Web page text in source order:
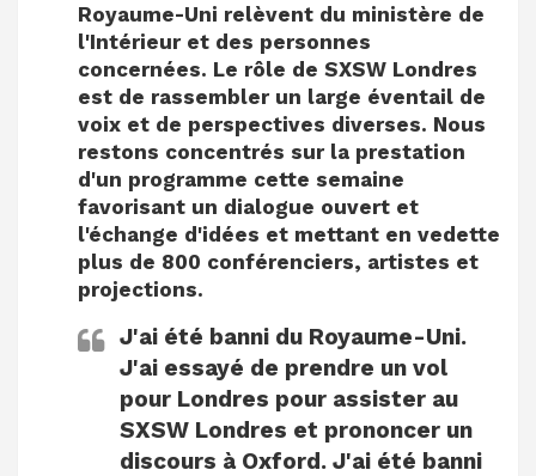
Royaume-Uni relèvent du ministère de
l'Intérieur et des personnes
concernées. Le rôle de SXSW Londres
est de rassembler un large éventail de
voix et de perspectives diverses. Nous
restons concentrés sur la prestation
d'un programme cette semaine
favorisant un dialogue ouvert et
l'échange d'idées et mettant en vedette
plus de 800 conférenciers, artistes et
projections.
J'ai été banni du Royaume-Uni.
J'ai essayé de prendre un vol
pour Londres pour assister au
SXSW Londres et prononcer un
discours à Oxford. J'ai été banni